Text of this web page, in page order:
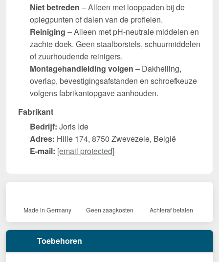
Niet betreden – Alleen met looppaden bij de
oplegpunten of dalen van de profielen.
Reiniging – Alleen met pH-neutrale middelen en
zachte doek. Geen staalborstels, schuurmiddelen
of zuurhoudende reinigers.
Montagehandleiding volgen – Dakhelling,
overlap, bevestigingsafstanden en schroefkeuze
volgens fabrikantopgave aanhouden.
Fabrikant
Bedrijf: Joris Ide
Adres: Hille 174, 8750 Zwevezele, België
E-mail: [email protected]
Made in Germany Geen zaagkosten Achteraf betalen
Toebehoren